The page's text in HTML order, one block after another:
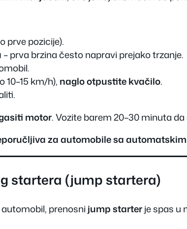
prve pozicije).
– prva brzina često napravi prejako trzanje.
10–15 km/h), naglo otpustite kvačilo.
motor. Vozite barem 20–30 minuta
za automobile sa
startera (jump startera)
prenosni jump starterje spas u